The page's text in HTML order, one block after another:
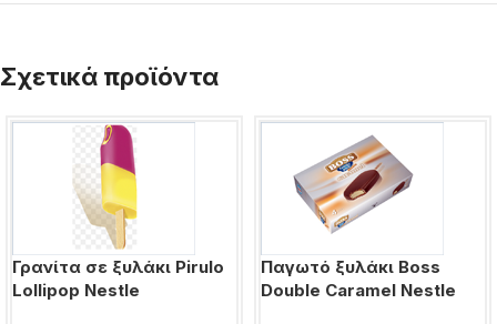
Σχετικά προϊόντα
Γρανίτα σε ξυλάκι Pirulo
Lollipop Nestle
Παγωτό ξυλάκι Boss
Double Caramel Nestle